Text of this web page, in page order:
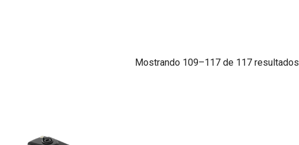
Mostrando 109–117 de 117 resultados